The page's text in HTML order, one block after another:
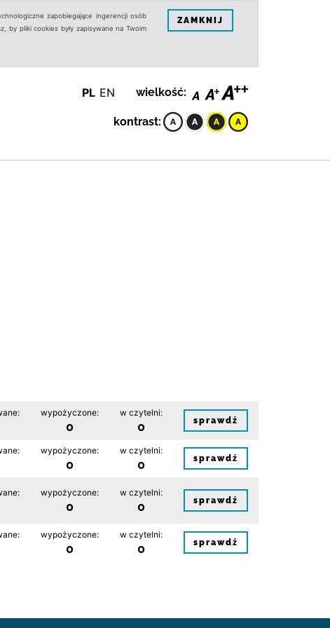
zapobiegające ingerencji osób
by pliki cookies były zapisywane na Twoim
ZAMKNIJ
PL EN wielkość:
kontrast:
wypożyczone:
0
w czytelni:
0 sprawdź
wypożyczone:
0
w czytelni:
0 sprawdź
wypożyczone:
0
w czytelni:
0 sprawdź
wypożyczone:
0
w czytelni:
0 sprawdź